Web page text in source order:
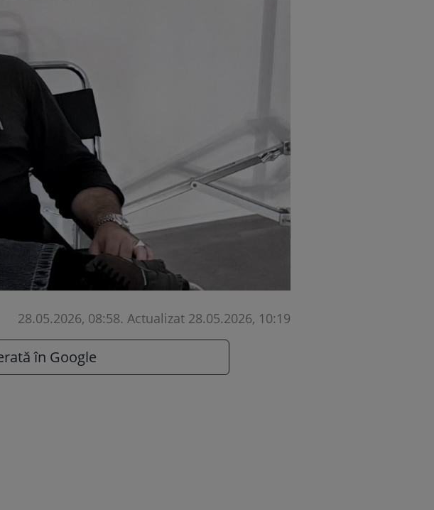
28.05.2026, 08:58. Actualizat 28.05.2026, 10:19
în Google